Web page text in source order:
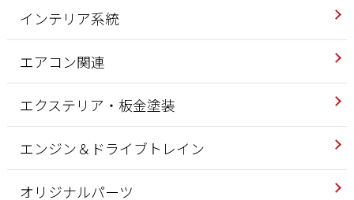
インテリア系統
エアコン関連
エクステリア・板金塗装
エンジン＆ドライブトレイン
オリジナルパーツ